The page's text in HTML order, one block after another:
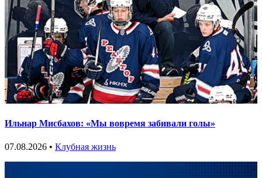
Ильнар Мисбахов: «Мы вовремя забивали голы»
07.08.2026 • Клубная жизнь